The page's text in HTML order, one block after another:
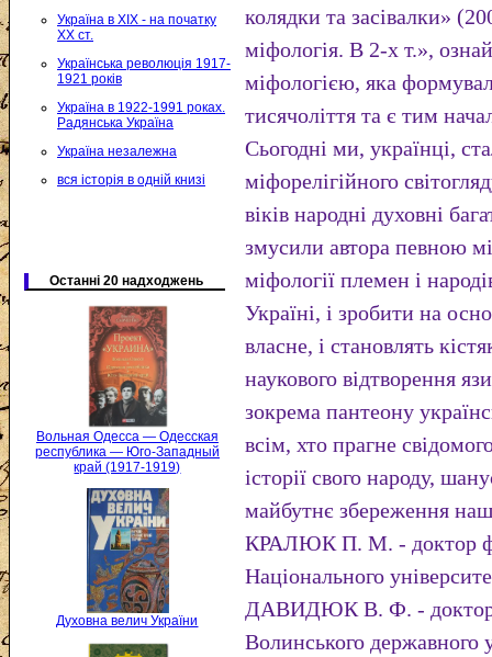
Україна в XIX - на початку
XX ст.
Українська революція 1917-
1921 років
Україна в 1922-1991 роках.
Радянська Україна
Україна незалежна
вся історія в одній книзі
Останні 20 надходжень
Вольная Одесса — Одесская
республика — Юго-Западный
край (1917-1919)
Духовна велич України
колядки та засівалки»
міфологія. В 2-х т.»,
міфологією, яка
тисячоліття та є тим
Сьогодні ми, українці,
міфорелігійного
віків народні духовні
змусили автора певною
міфології племен і
Україні, і зробити на
власне, і становлять
наукового відтворення
зокрема пантеону
всім, хто прагне
історії свого народу,
майбутнє збереження
КРАЛЮК П. М. - доктор
Національного
ДАВИДЮК В. Ф. - доктор
Волинського державного